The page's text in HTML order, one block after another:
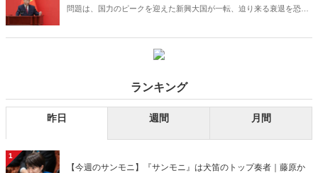
問題は、国力のピークを迎えた新興大国が一転、迫り来る衰退を恐れ
ランキング
昨日 週間 月間
1
【今週のサンモニ】『サンモニ』は犬笛のトップ奏者｜藤原か